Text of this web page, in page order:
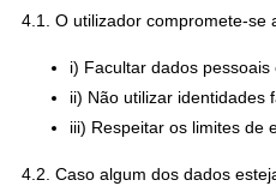
4.1. O utilizador compromete-se
i) Facultar dados
ii) Não utilizar identidades
iii) Respeitar os limites de
4.2. Caso algum dos dados